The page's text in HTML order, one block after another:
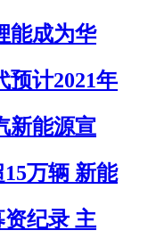
能成为华
预计2021年
新能源宣
万辆 新能
纪录 主